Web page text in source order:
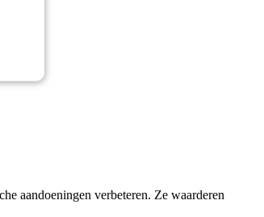
aandoeningen verbeteren. Ze waarderen